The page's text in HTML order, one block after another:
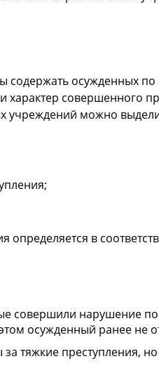
содержать осужденных
характер совершенного
учреждений можно
в
совершили нарушение
осужденный ранее не
тяжкие преступления,